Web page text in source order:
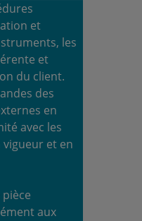
et
les
et
du client.
des
en
avec les
et en
aux